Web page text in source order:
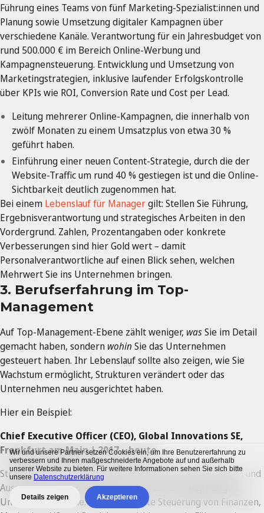
Wir und unsere Partner setzen Cookies ein, um Ihre Benutzererfahrung zu
verbessern und Ihnen maßgeschneiderte Angebote auf und außerhalb
unserer Website zu bieten. Für weitere Informationen sehen Sie sich bitte
unsere Datenschutzerklärung
Details zeigen Akzeptieren
Führung eines Teams von fünf Marketing-Spezialist:innen und
Planung sowie Umsetzung digitaler Kampagnen über
verschiedene Kanäle. Verantwortung für ein Jahresbudget von
rund 500.000 € im Bereich Online-Werbung und
Kampagnensteuerung. Entwicklung und Umsetzung von
Marketingstrategien, inklusive laufender Erfolgskontrolle
über KPIs wie ROI, Conversion Rate und Cost per Lead.
Leitung mehrerer Online-Kampagnen, die innerhalb von
zwölf Monaten zu einem Umsatzplus von etwa 30 %
geführt haben.
Einführung einer neuen Content-Strategie, durch die der
Website-Traffic um rund 40 % gestiegen ist und die Online-
Sichtbarkeit deutlich zugenommen hat.
Bei einem Lebenslauf für Managergilt: Stellen Sie Führung,
Ergebnisverantwortung und strategisches Arbeiten in den
Vordergrund. Zahlen, Prozentangaben oder konkrete
Verbesserungen sind hier Gold wert – damit
Personalverantwortliche auf einen Blick sehen, welchen
Mehrwert Sie ins Unternehmen bringen.
3. Berufserfahrung im Top-
Management
Auf Top-Management-Ebene zählt weniger, wasSie im Detail
gemacht haben, sondern wohin Sie das Unternehmen
gesteuert haben. Ihr Lebenslauf sollte also zeigen, wie Sie
Wachstum ermöglicht, Strukturen verändert oder das
Unternehmen neu ausgerichtet haben.
Hier ein Beispiel:
Chief Executive Officer (CEO), Global Innovations SE,
Frankfurt am Main | 2017 – heute
Strategische Gesamtverantwortung für das Unternehmen und
Ausrichtung aller Geschäftsbereiche auf die langfristigen
Unternehmensziele. Übergeordnete Steuerung von Finanzen,